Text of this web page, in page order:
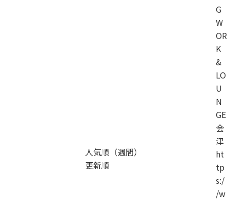
人気順（週間）
更新順
G
W
OR
K
&
LO
U
N
GE
会
津
ht
tp
s:/
/w